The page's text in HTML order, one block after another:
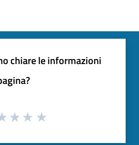
chiare le informazioni